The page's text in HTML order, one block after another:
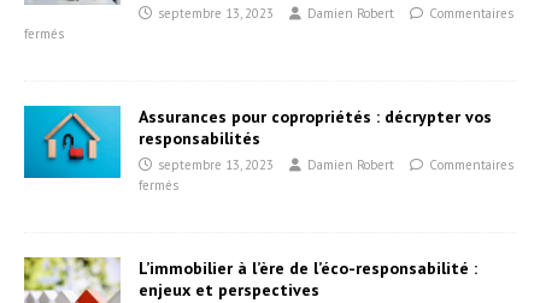
septembre 13, 2023 Damien Robert
Commentaires
fermés
Assurances pour copropriétés : décrypter vos
responsabilités
septembre 13, 2023 Damien Robert
Commentaires
fermés
L’immobilier à l’ère de l’éco-responsabilité :
enjeux et perspectives